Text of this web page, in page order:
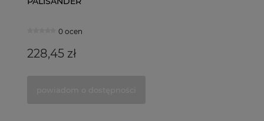
0 ocen
228,45 zł
1 ocena
288,99 zł